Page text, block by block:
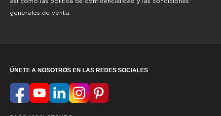
generales de venta.
ÚNETE A NOSOTROS EN LAS REDES SOCIALES